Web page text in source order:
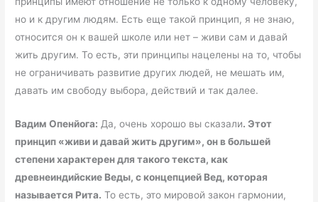
но и к другим людям. Есть еще такой принцип, я не знаю,
относится он к вашей школе или нет – живи сам и давай
жить другим. То есть, эти принципы нацелены на то, чтобы
не ограничивать развитие других людей, не мешать им,
давать им свободу выбора, действий и так далее.
Вадим Опенйога: Да, очень хорошо вы сказали. Этот
принцип «живи и давай жить другим», он в большей
степени характерен для такого текста, как
древнеиндийские Веды, с концепцией Вед, которая
называется Рита. То есть, это мировой закон гармонии,